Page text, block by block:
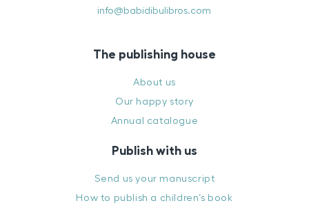
info@babidibulibros.com
The publishing house
About us
Our happy story
Annual catalogue
Publish with us
Send us your manuscript
How to publish a children’s book